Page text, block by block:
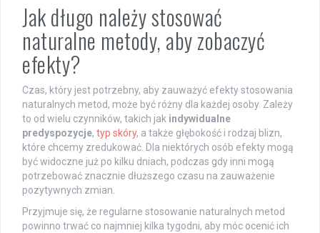
Jak długo należy stosować
naturalne metody, aby zobaczyć
efekty?
Czas, który jest potrzebny, aby zauważyć efekty stosowania
naturalnych metod, może być różny dla każdej osoby. Zależy
to od wielu czynników, takich jak indywidualne
predyspozycje, typ skóry, a także głębokość i rodzaj blizn,
które chcemy zredukować. Dla niektórych osób efekty mogą
być widoczne już po kilku dniach, podczas gdy inni mogą
potrzebować znacznie dłuższego czasu na zauważenie
pozytywnych zmian.
Przyjmuje się, że regularne stosowanie naturalnych metod
powinno trwać co najmniej kilka tygodni, aby móc ocenić ich